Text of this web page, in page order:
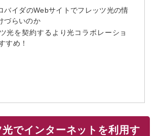
バイダのWebサイトでフレッツ光の情
づらいのか
光を契約するより光コラボレーショ
すめ！
光でインターネットを利用す